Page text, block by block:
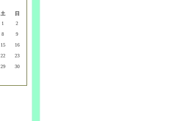
土
日
1
2
8
9
15
16
22
23
29
30